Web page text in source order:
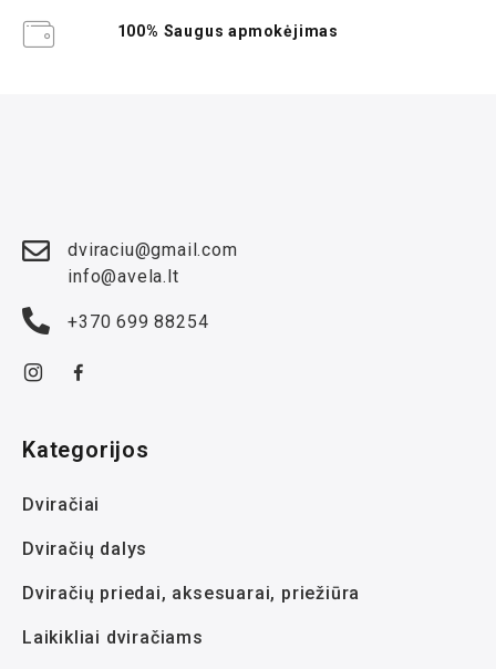
100% Saugus apmokėjimas
dviraciu@gmail.com
info@avela.lt
+370 699 88254
Kategorijos
Dviračiai
Dviračių dalys
Dviračių priedai, aksesuarai, priežiūra
Laikikliai dviračiams